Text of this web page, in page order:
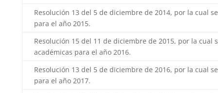
Resolución 13 del 5 de diciembre de 2014, por la cual
para el año 2015.
Resolución 15 del 11 de diciembre de 2015, por la cual
académicas para el año 2016.
Resolución 13 del 5 de diciembre de 2016, por la cual
para el año 2017.